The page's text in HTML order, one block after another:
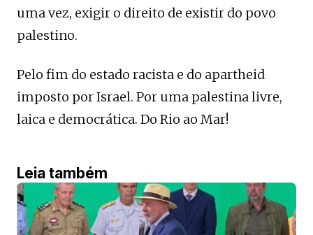
uma vez, exigir o direito de existir do povo
palestino.
Pelo fim do estado racista e do apartheid
imposto por Israel. Por uma palestina livre,
laica e democrática. Do Rio ao Mar!
Leia também